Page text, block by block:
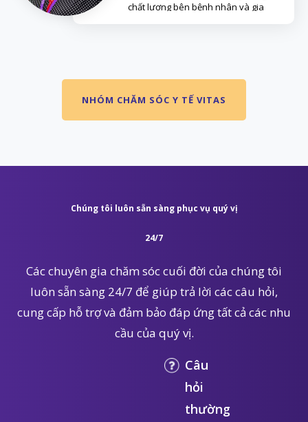
chất lượng bên bệnh nhân và gia
NHÓM CHĂM SÓC Y TẾ VITAS
Chúng tôi luôn sẵn sàng phục vụ quý vị
24/7
Các chuyên gia chăm sóc cuối đời của chúng tôi
luôn sẵn sàng 24/7 để giúp trả lời các câu hỏi,
cung cấp hỗ trợ và đảm bảo đáp ứng tất cả các nhu
cầu của quý vị.
Câu
hỏi
thường